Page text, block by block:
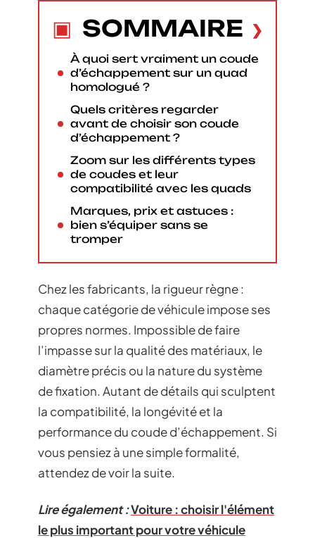
SOMMAIRE
À quoi sert vraiment un coude
d’échappement sur un quad
homologué ?
Quels critères regarder
avant de choisir son coude
d’échappement ?
Zoom sur les différents types
de coudes et leur
compatibilité avec les quads
Marques, prix et astuces :
bien s’équiper sans se
tromper
Chez les fabricants, la rigueur règne :
chaque catégorie de véhicule impose ses
propres normes. Impossible de faire
l’impasse sur la qualité des matériaux, le
diamètre précis ou la nature du système
de fixation. Autant de détails qui sculptent
la compatibilité, la longévité et la
performance du coude d’échappement. Si
vous pensiez à une simple formalité,
attendez de voir la suite.
Lire également :Voiture : choisir l'élément
le plus important pour votre véhicule